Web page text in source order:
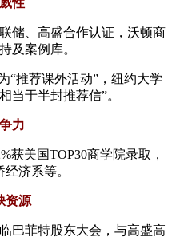
储、高盛合作认证，沃顿商
及案例库。
“推荐课外活动”，纽约大学
当于半封推荐信”。
力​
获美国TOP30商学院录取，
济系等。
资源​
巴菲特股东大会，与高盛高